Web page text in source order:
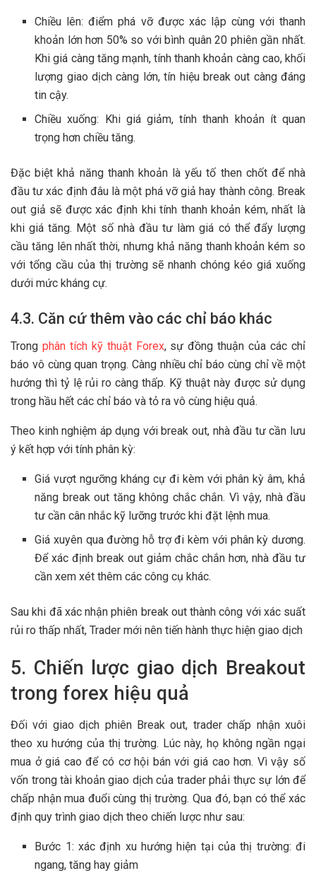
Chiều lên: điểm phá vỡ được xác lập cùng với thanh
khoản lớn hơn 50% so với bình quân 20 phiên gần nhất.
Khi giá càng tăng mạnh, tính thanh khoản càng cao, khối
lượng giao dịch càng lớn, tín hiệu break out càng đáng
tin cậy.
Chiều xuống: Khi giá giảm, tính thanh khoản ít quan
trọng hơn chiều tăng.
Đặc biệt khả năng thanh khoản là yếu tố then chốt để nhà
đầu tư xác định đâu là một phá vỡ giả hay thành công. Break
out giả sẽ được xác định khi tính thanh khoản kém, nhất là
khi giá tăng. Một số nhà đầu tư làm giá có thể đẩy lượng
cầu tăng lên nhất thời, nhưng khả năng thanh khoản kém so
với tổng cầu của thị trường sẽ nhanh chóng kéo giá xuống
dưới mức kháng cự.
4.3. Căn cứ thêm vào các chỉ báo khác
Trong phân tích kỹ thuật Forex, sự đồng thuận của các chỉ
báo vô cùng quan trọng. Càng nhiều chỉ báo cùng chỉ về một
hướng thì tỷ lệ rủi ro càng thấp. Kỹ thuật này được sử dụng
trong hầu hết các chỉ báo và tỏ ra vô cùng hiệu quả.
Theo kinh nghiệm áp dụng với break out, nhà đầu tư cần lưu
ý kết hợp với tính phân kỳ:
Giá vượt ngưỡng kháng cự đi kèm với phân kỳ âm, khả
năng break out tăng không chắc chắn. Vì vậy, nhà đầu
tư cần cân nhắc kỹ lưỡng trước khi đặt lệnh mua.
Giá xuyên qua đường hỗ trợ đi kèm với phân kỳ dương.
Để xác định break out giảm chắc chắn hơn, nhà đầu tư
cần xem xét thêm các công cụ khác.
Sau khi đã xác nhận phiên break out thành công với xác suất
rủi ro thấp nhất, Trader mới nên tiến hành thực hiện giao dịch
5. Chiến lược giao dịch Breakout
trong forex hiệu quả
Đối với giao dịch phiên Break out, trader chấp nhận xuôi
theo xu hướng của thị trường. Lúc này, họ không ngần ngại
mua ở giá cao để có cơ hội bán với giá cao hơn. Vì vậy số
vốn trong tài khoản giao dịch của trader phải thực sự lớn để
chấp nhận mua đuổi cùng thị trường. Qua đó, bạn có thể xác
định quy trình giao dịch theo chiến lược như sau:
Bước 1: xác định xu hướng hiện tại của thị trường: đi
ngang, tăng hay giảm